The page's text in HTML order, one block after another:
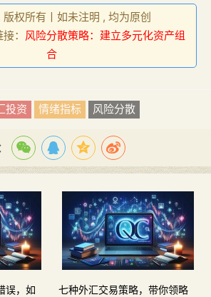
版权所有丨如未注明 , 均为原创
： 风险分散策略：建立多元化资产组
合
投资 情绪指标 风险分散
误，如
七种外汇交易策略，带你领略